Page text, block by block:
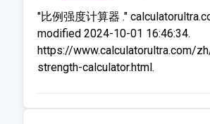
"比例强度计算器 ."
modified 2024-10-01 16:46:34.
https://www.calculatorultra.com/
strength-calculator.html.